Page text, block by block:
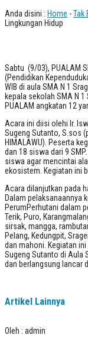
Anda disini : Home -Tak
Lingkungan Hidup
Sabtu (9/03), PUALAM
(Pendidikan
WIB di aula SMA N 1
kepala sekolah SMA N
PUALAM angkatan 12
Acara ini diisi olehi Ir.
Sugeng Sutanto, S.sos
HIMALAWU). Peserta
dan 18 siswa dari 9
siswa agar mencintai
ekosistem. Kegiatan ini
Acara dilanjutkan pada
Dalam pelaksanaannya
PerumPerhutani dalam
Terik, Puro,
sirsak, mangga,
Pelang, Kedungpit,
dan mahoni. Kegiatan
Sugeng Sutanto di Aula
dan berlangsung lancar
Artikel Lainnya
Oleh : admin